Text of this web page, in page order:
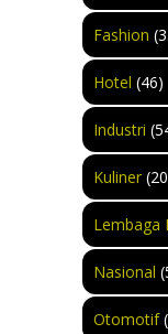
Fashion
Hotel (46)
Industri
Kuliner
Lembaga
Nasional
Otomotif